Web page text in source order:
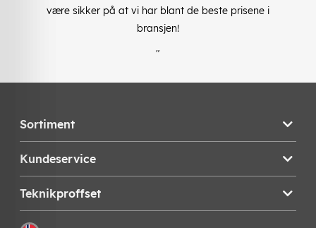
være sikker på at vi har blant de beste prisene i
bransjen!
"
Sortiment
Kundeservice
Teknikproffset